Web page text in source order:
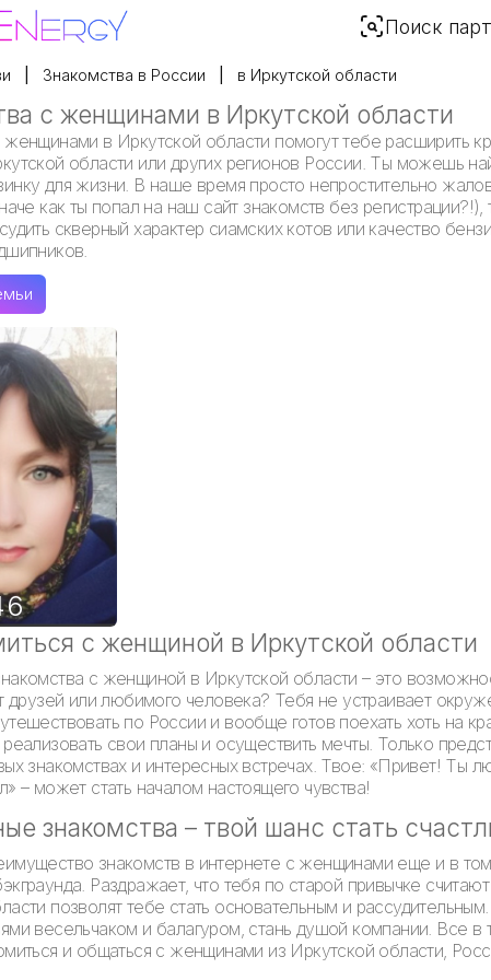
Поиск
Знакомства в России в Иркутской области
с женщинами в Иркутской области
в Иркутской области помогут тебе расширить
области или других регионов России. Ты можешь
для жизни. В наше время просто непростительно
как ты попал на наш сайт знакомств без
скверный характер сиамских котов или качество
с женщиной в Иркутской области
с женщиной в Иркутской области – это
друзей или любимого человека? Тебя не устраивает
по России и вообще готов поехать хоть на
свои планы и осуществить мечты. Только
знакомствах и интересных встречах. Твое: «Привет! Ты
– может стать началом настоящего чувства!
знакомства – твой шанс стать
знакомств в интернете с женщинами еще и в
Раздражает, что тебя по старой привычке
позволят тебе стать основательным и
весельчаком и балагуром, стань душой компании. Все в
и общаться с женщинами из Иркутской области,